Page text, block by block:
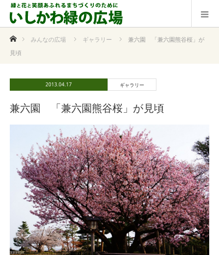
ホームみんなの広場 ギャラリー
兼六園 「兼六園熊谷桜」が
見頃
2013.04.17 ギャラリー
兼六園 「兼六園熊谷桜」が見頃